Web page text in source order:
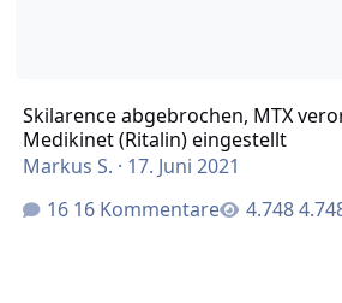
Skilarence abgebrochen, MTX
Medikinet (Ritalin) eingestellt
Markus S. · 17. Juni 2021
16 Kommentare